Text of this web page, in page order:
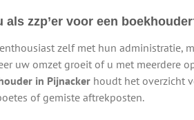
als zzp’er voor een
enthousiast zelf met hun administratie,
uw omzet groeit of u met meerdere
in Pijnacker houdt het overzicht
of gemiste aftrekposten.